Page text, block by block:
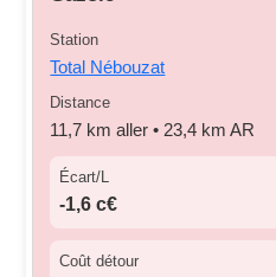
Station
Total Nébouzat
Distance
11,7 km aller • 23,4 km AR
Écart/L
-1,6 c€
Coût détour